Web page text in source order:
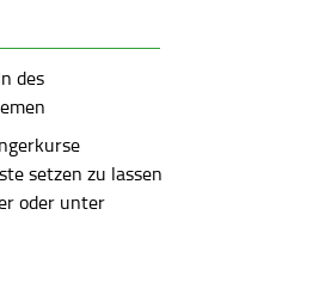
des
setzen zu lassen
oder unter